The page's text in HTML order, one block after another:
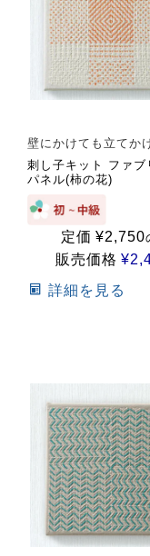
壁にかけても立てか
刺し子キット ファブ
パネル(柿の花)
定価 ¥2,750
販売価格 ¥
詳細を見る